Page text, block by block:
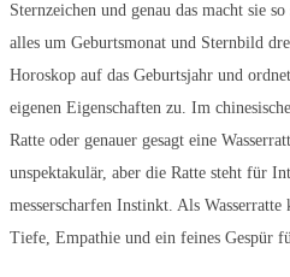
Sternzeichen und genau das macht sie
alles um Geburtsmonat und Sternbild
Horoskop auf das Geburtsjahr und
eigenen Eigenschaften zu. Im
Ratte oder genauer gesagt eine
unspektakulär, aber die Ratte steht für
messerscharfen Instinkt. Als
Tiefe, Empathie und ein feines Gespür